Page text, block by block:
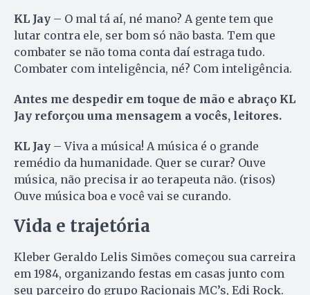
KL Jay – O mal tá aí, né mano? A gente tem que
lutar contra ele, ser bom só não basta. Tem que
combater se não toma conta daí estraga tudo.
Combater com inteligência, né? Com inteligência.
Antes me despedir em toque de mão e abraço KL
Jay reforçou uma mensagem a vocês, leitores.
KL Jay – Viva a música! A música é o grande
remédio da humanidade. Quer se curar? Ouve
música, não precisa ir ao terapeuta não. (risos)
Ouve música boa e você vai se curando.
Vida e trajetória
Kleber Geraldo Lelis Simões começou sua carreira
em 1984, organizando festas em casas junto com
seu parceiro do grupo Racionais MC’s, Edi Rock.